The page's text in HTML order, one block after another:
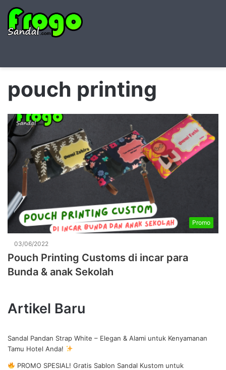
for
pouch printing
Promo
03/06/2022
Pouch Printing Customs di incar para
Bunda & anak Sekolah
Artikel Baru
Sandal Pandan Strap White – Elegan & Alami untuk Kenyamanan
Tamu Hotel Anda!
PROMO SPESIAL! Gratis Sablon Sandal Kustom untuk